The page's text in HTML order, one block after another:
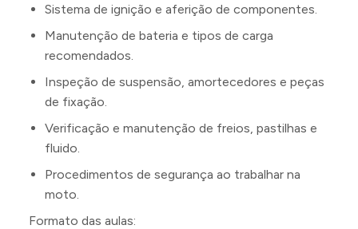
Sistema de ignição e aferição de componentes.
Manutenção de bateria e tipos de carga
recomendados.
Inspeção de suspensão, amortecedores e peças
de fixação.
Verificação e manutenção de freios, pastilhas e
fluido.
Procedimentos de segurança ao trabalhar na
moto.
Formato das aulas: